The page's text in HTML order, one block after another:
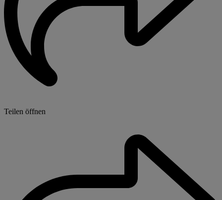
Teilen öffnen